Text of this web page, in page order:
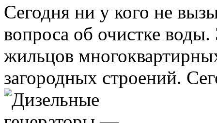
Сегодня ни у кого не
вопроса об очистке воды.
жильцов
загородных строений.